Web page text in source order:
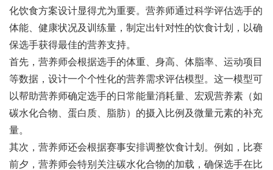
化饮食方案设计显得尤为重要。营养师通过科学评估选手的
体能、健康状况及训练量，制定出针对性的饮食计划，以确
保选手获得最佳的营养支持。
首先，营养师会根据选手的体重、身高、体脂率、运动项目
等数据，设计一个个性化的营养需求评估模型。这一模型可
以帮助营养师确定选手的日常能量消耗量、宏观营养素（如
碳水化合物、蛋白质、脂肪）的摄入比例及微量元素的补充
量。
其次，营养师还会根据赛事安排调整饮食计划。例如，比赛
前夕，营养师会特别关注碳水化合物的加载，确保选手在比